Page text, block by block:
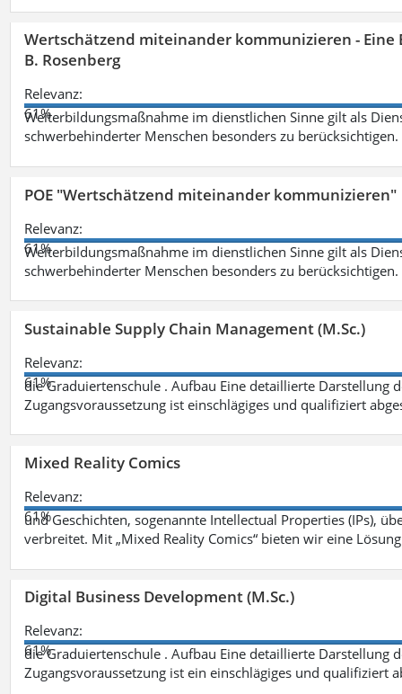
Wertschätzend miteinander kommunizieren -
B. Rosenberg
Relevanz:
61%
Weiterbildungsmaßnahme im dienstlichen Sinne gilt als
schwerbehinderter Menschen besonders zu berücksichtigen.
POE "Wertschätzend miteinander kommunizieren"
Relevanz:
61%
Weiterbildungsmaßnahme im dienstlichen Sinne gilt als
schwerbehinderter Menschen besonders zu berücksichtigen.
Sustainable Supply Chain Management (M.Sc.)
Relevanz:
61%
die Graduiertenschule . Aufbau Eine detaillierte Darstellung
Zugangsvoraussetzung ist einschlägiges und qualifiziert
Mixed Reality Comics
Relevanz:
61%
und Geschichten, sogenannte Intellectual Properties (IPs),
verbreitet. Mit „Mixed Reality Comics“ bieten wir eine
Digital Business Development (M.Sc.)
Relevanz:
61%
die Graduiertenschule . Aufbau Eine detaillierte Darstellung
Zugangsvoraussetzung ist ein einschlägiges und qualifiziert